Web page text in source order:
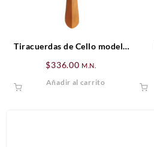
Tiracuerdas de Cello modelo
$336.00 M.N.
Añadir al carrito